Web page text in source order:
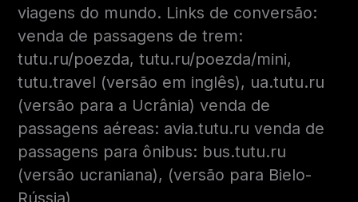
viagens do mundo. Links de conversão:
venda de passagens de trem:
tutu.ru/poezda, tutu.ru/poezda/mini,
tutu.travel (versão em inglês), ua.tutu.ru
(versão para a Ucrânia) venda de
passagens aéreas: avia.tutu.ru venda de
passagens para ônibus: bus.tutu.ru
(versão ucraniana), (versão para Bielo-
Rússia)